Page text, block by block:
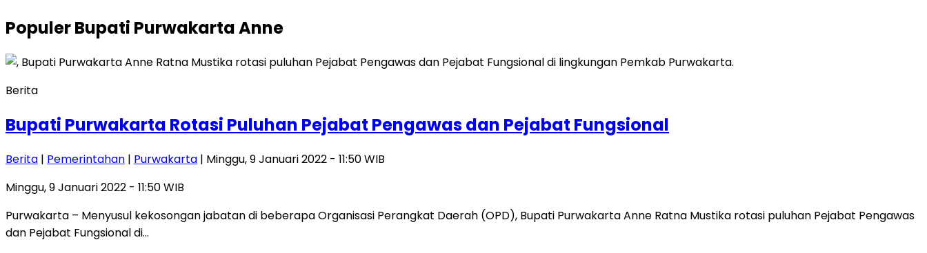
PopulerBupati Purwakarta Anne
Berita
Bupati Purwakarta Rotasi Puluhan Pejabat Pengawas dan Pejabat Fungsional
Berita | Pemerintahan | Purwakarta | Minggu, 9 Januari 2022 - 11:50 WIB
Minggu, 9 Januari 2022 - 11:50 WIB
Purwakarta – Menyusul kekosongan jabatan di beberapa Organisasi Perangkat Daerah (OPD), Bupati Purwakarta Anne Ratna Mustika rotasi puluhan Pejabat Pengawas
dan Pejabat Fungsional di…